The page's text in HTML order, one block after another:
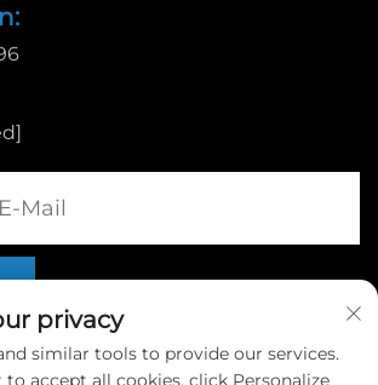
privacy
similar tools to provide our services.
accept all cookies, click Personalize